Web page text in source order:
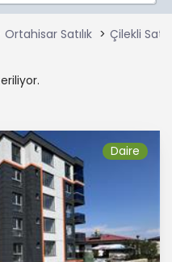
Ortahisar Satılık Çilekli
Daire